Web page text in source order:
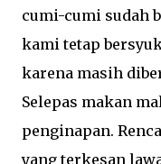
cumi-cumi sudah
kami tetap
karena masih
Selepas makan
penginapan.
yang terkesan